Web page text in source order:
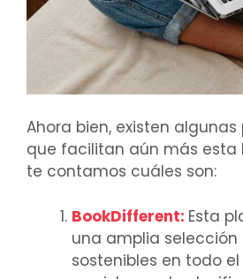
Ahora bien, existen
que facilitan aún más esta
te contamos cuáles son:
BookDifferent: Esta
una amplia selección
sostenibles en todo